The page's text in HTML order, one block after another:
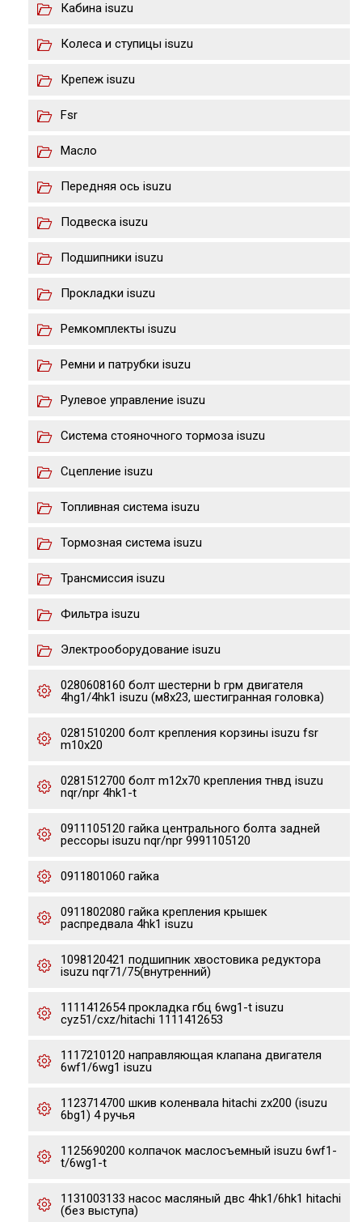
Кабина isuzu
Колеса и ступицы isuzu
Крепеж isuzu
Fsr
Масло
Передняя ось isuzu
Подвеска isuzu
Подшипники isuzu
Прокладки isuzu
Ремкомплекты isuzu
Ремни и патрубки isuzu
Рулевое управление isuzu
Система стояночного тормоза isuzu
Сцепление isuzu
Топливная система isuzu
Тормозная система isuzu
Трансмиссия isuzu
Фильтра isuzu
Электрооборудование isuzu
0280608160 болт шестерни b грм двигателя
4hg1/4hk1 isuzu (м8х23, шестигранная головка)
0281510200 болт крепления корзины isuzu fsr
m10x20
0281512700 болт m12x70 крепления тнвд isuzu
nqr/npr 4hk1-t
0911105120 гайка центрального болта задней
рессоры isuzu nqr/npr 9991105120
0911801060 гайка
0911802080 гайка крепления крышек
распредвала 4hk1 isuzu
1098120421 подшипник хвостовика редуктора
isuzu nqr71/75(внутренний)
1111412654 прокладка гбц 6wg1-t isuzu
cyz51/cxz/hitachi 1111412653
1117210120 направляющая клапана двигателя
6wf1/6wg1 isuzu
1123714700 шкив коленвала hitachi zx200 (isuzu
6bg1) 4 ручья
1125690200 колпачок маслосъемный isuzu 6wf1-
t/6wg1-t
1131003133 насос масляный двс 4hk1/6hk1 hitachi
(без выступа)